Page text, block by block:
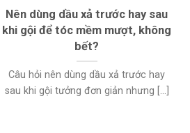
Nên dùng dầu xả trước hay sau
khi gội để tóc mềm mượt, không
bết?
Câu hỏi nên dùng dầu xả trước hay
sau khi gội tưởng đơn giản nhưng [...]